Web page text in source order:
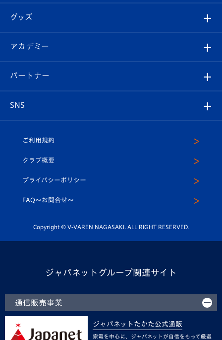
チケット
イベント
メディア
ホームタウン
スタッフプロフィール
マスコット紹介
平和祈念活動
ホームタウン活動
はじめての観戦ガイド
Revive Team
ヴィヴィくんの長崎おもてなしガイド
フォトギャラリー
スタジアムグルメ
チケット
V-LOVERS（ファンクラブ）
プレイヤーズスイート
グッズ
オンラインショップ
店舗情報
アカデミー
育成からのお知らせ
U-18
スクール
パートナー
SNS
ヴィヴィくんインスタグラム
公式LINE＠
ご利用規約
クラブ概要
プライバシーポリシー
FAQ〜お問合せ〜
Copyright © V-VAREN NAGASAKI. ALL RIGHT RESERVED.
ジャパネットグループ関連サイト
通信販売事業
ジャパネットたかた公式通販
家電を中心に、ジャパネットが自信をもって厳選